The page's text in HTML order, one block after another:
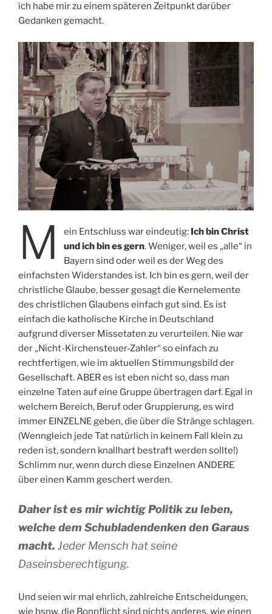
ich habe mir zu einem späteren Zeitpunkt darüber
Gedanken gemacht.
M ein Entschluss war eindeutig: Ich bin Christ
und ich bin es gern. Weniger, weil es „alle“ in
Bayern sind oder weil es der Weg des
einfachsten Widerstandes ist. Ich bin es gern, weil der
christliche Glaube, besser gesagt die Kernelemente
des christlichen Glaubens einfach gut sind. Es ist
einfach die katholische Kirche in Deutschland
aufgrund diverser Missetaten zu verurteilen. Nie war
der „Nicht-Kirchensteuer-Zahler“ so einfach zu
rechtfertigen, wie im aktuellen Stimmungsbild der
Gesellschaft. ABER es ist eben nicht so, dass man
einzelne Taten auf eine Gruppe übertragen darf. Egal in
welchem Bereich, Beruf oder Gruppierung, es wird
immer EINZELNE geben, die über die Stränge schlagen.
(Wenngleich jede Tat natürlich in keinem Fall klein zu
reden ist, sondern knallhart bestraft werden sollte!)
Schlimm nur, wenn durch diese Einzelnen ANDERE
über einen Kamm geschert werden.
Daher ist es mir wichtig Politik zu leben,
welche dem Schubladendenken den Garaus
macht. Jeder Mensch hat seine
Daseinsberechtigung.
Und seien wir mal ehrlich, zahlreiche Entscheidungen,
wie bspw. die Bonpflicht sind nichts anderes, wie einen